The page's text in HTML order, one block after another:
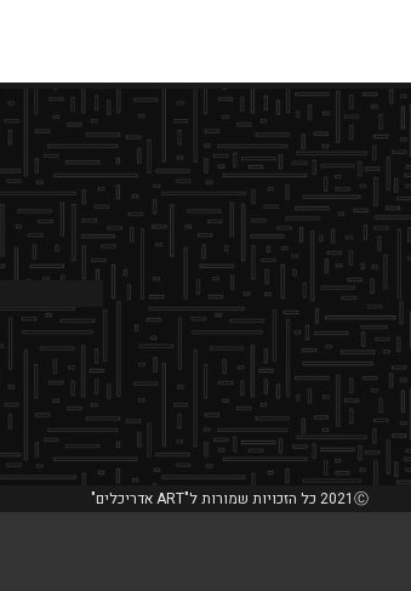
2021Ⓒ כל הזכויות שמורות ל"ART אדריכלים"